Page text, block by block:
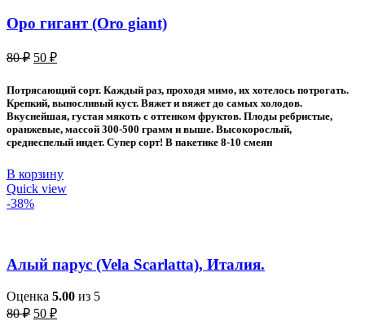
Оро гигант (Oro giant)
80₽ Первоначальная
составляла
80 ₽.
50 ₽Текущая
50 ₽.
Потрясающий сорт. Каждый раз, проходя мимо, их хотелось потрогать.
Крепкий, выносливый куст. Вяжет и вяжет до самых холодов.
Вкуснейшая, густая мякоть с оттенком фруктов. Плоды ребристые,
оранжевые, массой 300-500 грамм и выше. Высокорослый,
среднеспелый индет. Супер сорт! В пакетике 8-10 смеян
В корзину
Quick view
-38%
Алый парус (Vela Scarlatta), Италия.
Оценка 5.00 из 5
80₽ Первоначальная
50 ₽Текущая